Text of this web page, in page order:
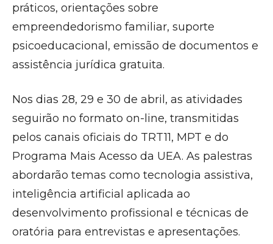
práticos, orientações sobre
empreendedorismo familiar, suporte
psicoeducacional, emissão de documentos e
assistência jurídica gratuita.
Nos dias 28, 29 e 30 de abril, as atividades
seguirão no formato on-line, transmitidas
pelos canais oficiais do TRT11, MPT e do
Programa Mais Acesso da UEA. As palestras
abordarão temas como tecnologia assistiva,
inteligência artificial aplicada ao
desenvolvimento profissional e técnicas de
oratória para entrevistas e apresentações.